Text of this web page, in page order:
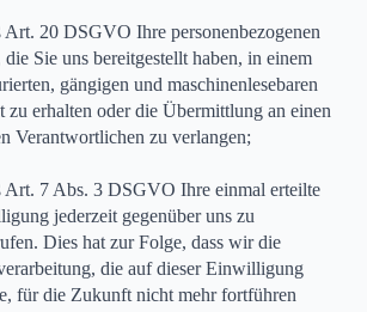
Art. 20 DSGVO Ihre personenbezogenen
die Sie uns bereitgestellt haben, in einem
gängigen und maschinenlesebaren
zu erhalten oder die Übermittlung an einen
Verantwortlichen zu verlangen;
Art. 7 Abs. 3 DSGVO Ihre einmal erteilte
jederzeit gegenüber uns zu
Dies hat zur Folge, dass wir die
die auf dieser Einwilligung
für die Zukunft nicht mehr fortführen